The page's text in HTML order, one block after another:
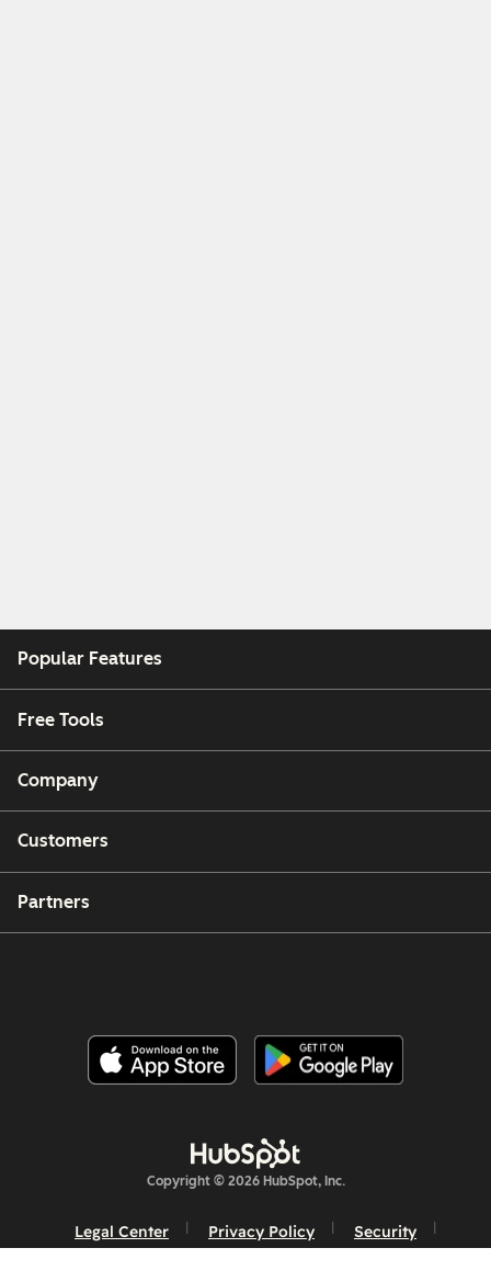
Popular Features
Free Tools
Company
Customers
Partners
Copyright © 2026 HubSpot, Inc.
Legal Center Privacy Policy Security